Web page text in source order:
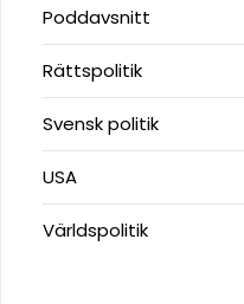
Poddavsnitt
Rättspolitik
Svensk politik
USA
Världspolitik